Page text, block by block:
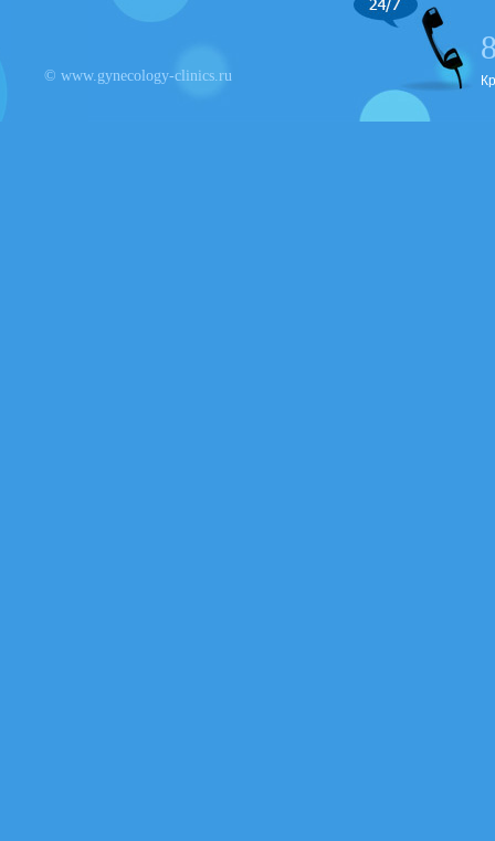
© www.gynecology-clinics.ru